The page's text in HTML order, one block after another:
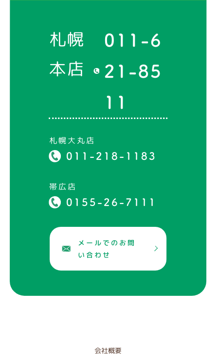
札幌
本店
011-6
21-85
11
札幌大丸店
011-218-1183
帯広店
0155-26-7111
メールでのお問
い合わせ
会社概要